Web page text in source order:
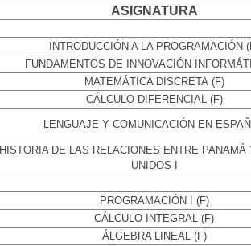
ASIGNATURA
INTRODUCCIÓN A LA PROGRAMACIÓN
FUNDAMENTOS DE INNOVACIÓN
MATEMÁTICA DISCRETA (F)
CÁLCULO DIFERENCIAL (F)
LENGUAJE Y COMUNICACIÓN EN
HISTORIA DE LAS RELACIONES ENTRE PANAMÁ
UNIDOS I
PROGRAMACIÓN I (F)
CÁLCULO INTEGRAL (F)
ÁLGEBRA LINEAL (F)